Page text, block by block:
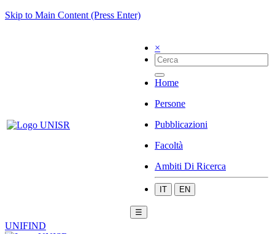
Skip to Main Content (Press Enter)
×
Home
Persone
Pubblicazioni
Facoltà
Ambiti Di Ricerca
IT EN
☰
UNIFIND